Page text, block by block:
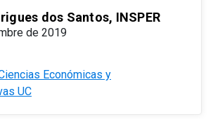
dos Santos, INSPER
de 2019
Económicas y
UC